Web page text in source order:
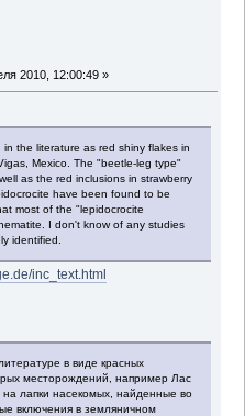
2010, 12:00:49 »
the literature as red shiny flakes in
Mexico. The "beetle-leg type"
as the red inclusions in strawberry
have been found to be
most of the "lepidocrocite
I don't know of any studies
identified.
inc_text.html
в виде красных
месторождений, например Лас
лапки насекомых, найденные во
включения в земляничном